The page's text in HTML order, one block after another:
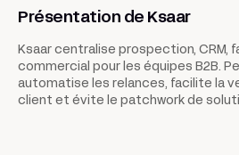
Présentation de Ksaar
Ksaar centralise prospection,
commercial pour les équipes B2B.
automatise les relances, facilite la
client et évite le patchwork de